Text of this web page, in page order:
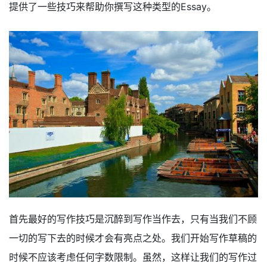
提供了一些技巧来帮助你撰写这种类型的Essay。
首先最好的写作技巧是沉醉到写作当作去，只有当我们不顾
一切的写下去的时候才会有亮点之处。我们开始写作草稿的
时候不应该考虑任何字数限制。虽然，这样让我们的写作过